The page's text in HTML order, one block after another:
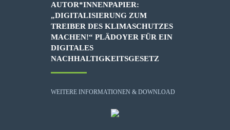
AUTOR*INNENPAPIER:
„DIGITALISIERUNG ZUM
TREIBER DES KLIMASCHUTZES
MACHEN!“ PLÄDOYER FÜR EIN
DIGITALES
NACHHALTIGKEITSGESETZ
WEITERE INFORMATIONEN & DOWNLOAD